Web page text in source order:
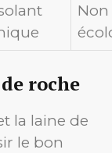
Non
roche
la laine de
le bon